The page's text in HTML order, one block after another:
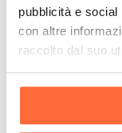
pubblicità e
con altre
raccolto dal suo